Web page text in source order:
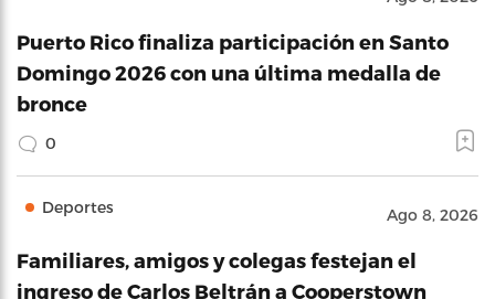
Puerto Rico finaliza participación en Santo
Domingo 2026 con una última medalla de
bronce
0
Deportes Ago 8, 2026
Familiares, amigos y colegas festejan el
ingreso de Carlos Beltrán a Cooperstown